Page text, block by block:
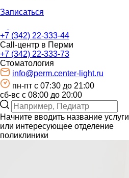
Записаться
+7 (342) 22-333-44
Call-центр в Перми
+7 (342) 22-333-73
Стоматология
info@perm.center-light.ru
пн-пт c 07:30 до 21:00
сб-вс с 08:00 до 20:00
Начните вводить название услуги
или интересующее отделение
поликлиники